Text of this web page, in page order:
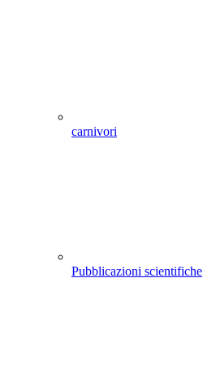
carnivori
Pubblicazioni scientifiche